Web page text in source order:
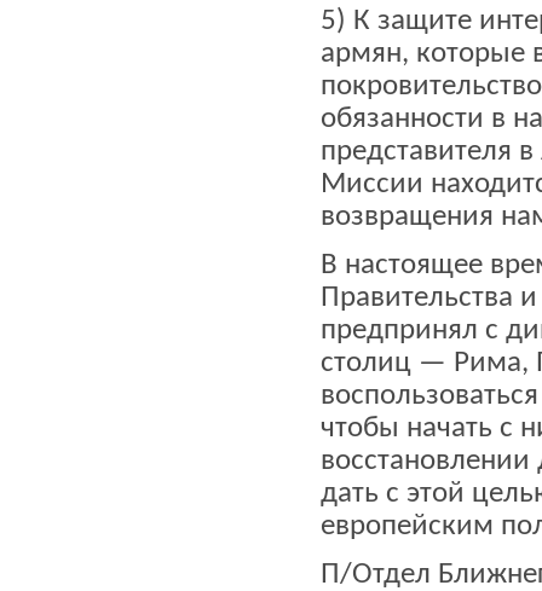
5) К защите
армян, которые
обязанности в
представителя
Миссии
возвращения
В настоящее
Правительства
предпринял с
столиц — Рима,
чтобы начать с
дать с этой
европейским
П/Отдел